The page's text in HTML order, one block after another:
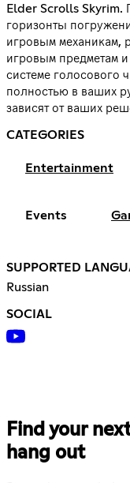
Elder Scrolls Skyrim.
горизонты
игровым механикам,
игровым предметам
системе голосового
полностью в ваших
зависят от ваших
CATEGORIES
Entertainment
Events
SUPPORTED
Russian
SOCIAL
Find your
hang out